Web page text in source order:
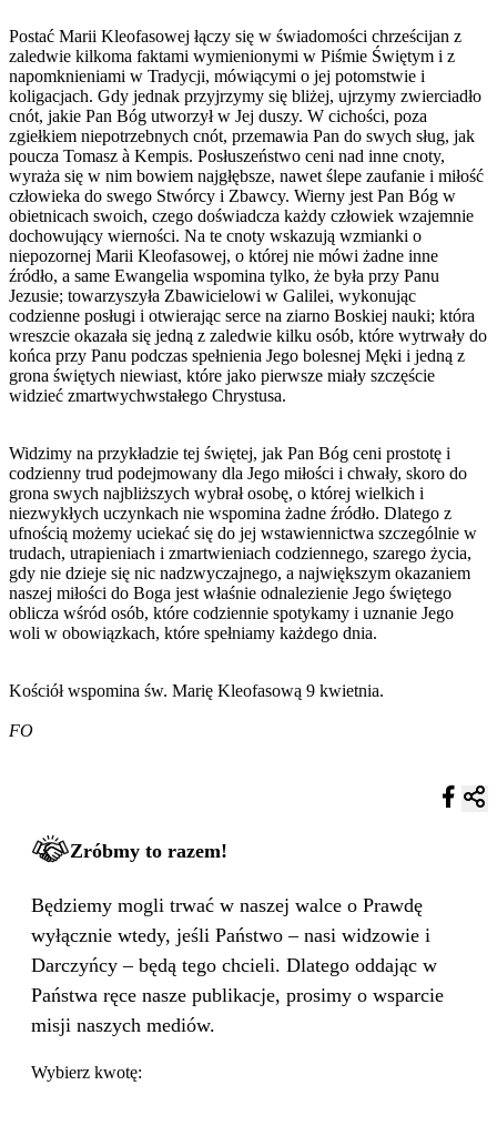
Postać Marii Kleofasowej łączy się w świadomości chrześcijan z
zaledwie kilkoma faktami wymienionymi w Piśmie Świętym i z
napomknieniami w Tradycji, mówiącymi o jej potomstwie i
koligacjach. Gdy jednak przyjrzymy się bliżej, ujrzymy zwierciadło
cnót, jakie Pan Bóg utworzył w Jej duszy. W cichości, poza
zgiełkiem niepotrzebnych cnót, przemawia Pan do swych sług, jak
poucza Tomasz à Kempis. Posłuszeństwo ceni nad inne cnoty,
wyraża się w nim bowiem najgłębsze, nawet ślepe zaufanie i miłość
człowieka do swego Stwórcy i Zbawcy. Wierny jest Pan Bóg w
obietnicach swoich, czego doświadcza każdy człowiek wzajemnie
dochowujący wierności. Na te cnoty wskazują wzmianki o
niepozornej Marii Kleofasowej, o której nie mówi żadne inne
źródło, a same Ewangelia wspomina tylko, że była przy Panu
Jezusie; towarzyszyła Zbawicielowi w Galilei, wykonując
codzienne posługi i otwierając serce na ziarno Boskiej nauki; która
wreszcie okazała się jedną z zaledwie kilku osób, które wytrwały do
końca przy Panu podczas spełnienia Jego bolesnej Męki i jedną z
grona świętych niewiast, które jako pierwsze miały szczęście
widzieć zmartwychwstałego Chrystusa.
Widzimy na przykładzie tej świętej, jak Pan Bóg ceni prostotę i
codzienny trud podejmowany dla Jego miłości i chwały, skoro do
grona swych najbliższych wybrał osobę, o której wielkich i
niezwykłych uczynkach nie wspomina żadne źródło. Dlatego z
ufnością możemy uciekać się do jej wstawiennictwa szczególnie w
trudach, utrapieniach i zmartwieniach codziennego, szarego życia,
gdy nie dzieje się nic nadzwyczajnego, a największym okazaniem
naszej miłości do Boga jest właśnie odnalezienie Jego świętego
oblicza wśród osób, które codziennie spotykamy i uznanie Jego
woli w obowiązkach, które spełniamy każdego dnia.
Kościół wspomina św. Marię Kleofasową 9 kwietnia.
FO
Zróbmy to razem!
Będziemy mogli trwać w naszej walce o Prawdę
wyłącznie wtedy, jeśli Państwo – nasi widzowie i
Darczyńcy – będą tego chcieli. Dlatego oddając w
Państwa ręce nasze publikacje, prosimy o wsparcie
misji naszych mediów.
Wybierz kwotę: